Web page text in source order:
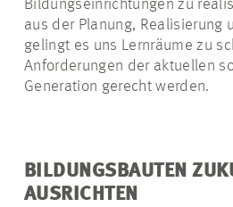
Bildungseinrichtungen zu
aus der Planung, Realisierung
gelingt es uns Lernräume zu
Anforderungen der aktuellen
Generation gerecht werden.
BILDUNGSBAUTEN
AUSRICHTEN